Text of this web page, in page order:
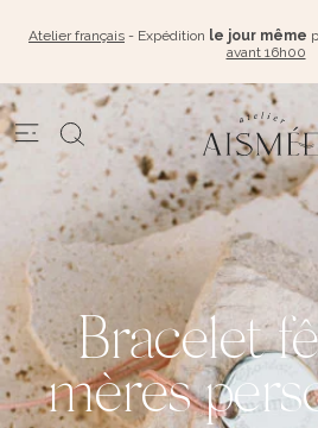
Atelier français - Expédition le jour même
avant 16h00
Bracelet
mères